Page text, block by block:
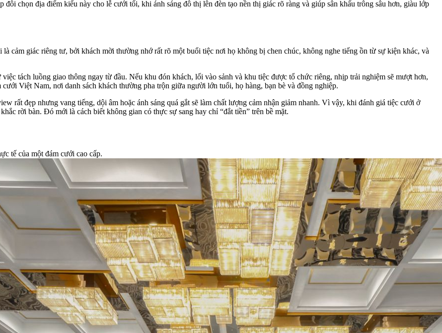
chọn địa điểm kiểu này cho lễ cưới tối, khi ánh sáng đô thị lên đèn tạo nền thị giác rõ ràng và giúp sân khấu trông sâu hơn, giàu lớp
cảm giác riêng tư, bởi khách mời thường nhớ rất rõ một buổi tiệc nơi họ không bị chen chúc, không nghe tiếng ồn từ sự kiện khác, và
tách luồng giao thông ngay từ đầu. Nếu khu đón khách, lối vào sảnh và khu tiệc được tổ chức riêng, nhịp trải nghiệm sẽ mượt hơn,
Việt Nam, nơi danh sách khách thường pha trộn giữa người lớn tuổi, họ hàng, bạn bè và đồng nghiệp.
rất đẹp nhưng vang tiếng, dội âm hoặc ánh sáng quá gắt sẽ làm chất lượng cảm nhận giảm nhanh. Vì vậy, khi đánh giá tiệc cưới ở
rời bàn. Đó mới là cách biết không gian có thực sự sang hay chỉ “đắt tiền” trên bề mặt.
tế của một đám cưới cao cấp.